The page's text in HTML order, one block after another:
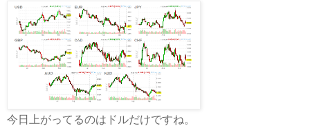
今日上がってるのはドルだけですね。